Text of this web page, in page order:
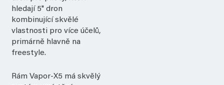
hledají 5" dron
kombinující skvělé
vlastnosti pro více účelů,
primárně hlavně na
freestyle.
Rám Vapor-X5 má skvělý